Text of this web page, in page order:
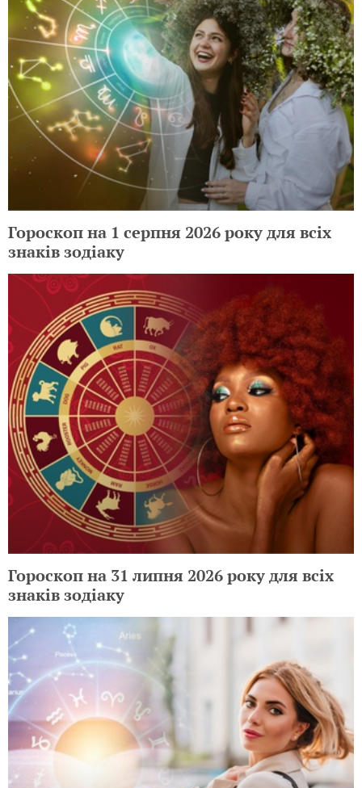
Гороскоп на 1 серпня 2026 року для всіх
знаків зодіаку
Гороскоп на 31 липня 2026 року для всіх
знаків зодіаку